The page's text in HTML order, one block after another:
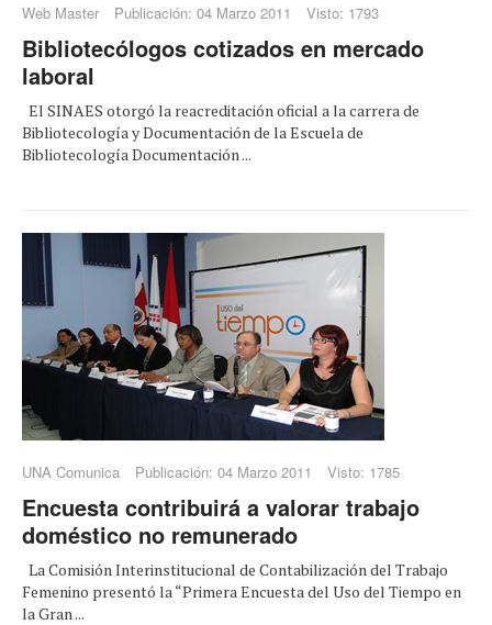
Web Master Publicación: 04 Marzo 2011 Visto: 1793
Bibliotecólogos cotizados en mercado
laboral
El SINAES otorgó la reacreditación oficial a la carrera de
Bibliotecología y Documentación de la Escuela de
Bibliotecología Documentación ...
UNA Comunica Publicación: 04 Marzo 2011 Visto: 1785
Encuesta contribuirá a valorar trabajo
doméstico no remunerado
La Comisión Interinstitucional de Contabilización del Trabajo
Femenino presentó la “Primera Encuesta del Uso del Tiempo en
la Gran ...